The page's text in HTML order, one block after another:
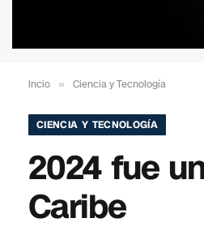
Incio » Ciencia y Tecnología
CIENCIA Y TECNOLOGÍA
2024 fue
Caribe